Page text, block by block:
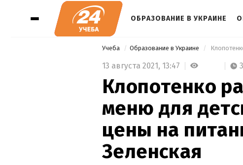
ОБРАЗОВАНИЕ В УКРАИНЕ
Учеба Образование в Украине
13 августа 2021, 13:47
Клопотенко
меню для
цены на
Зеленская